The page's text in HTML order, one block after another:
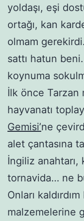
yoldaşı, eşi
ortağı, kan
olmam
sattı hatun beni.
koynuma
İlk önce Tarzan
hayvanatı
Gemisi’ne
alet çantasına
İngiliz
tornavida… ne
Onları
malzemelerine